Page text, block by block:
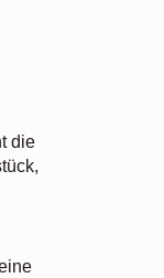
die